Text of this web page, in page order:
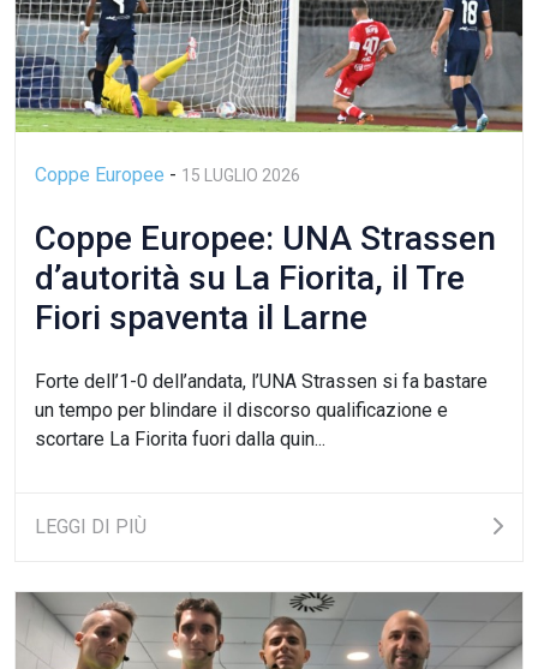
Coppe Europee - 15 LUGLIO 2026
Coppe Europee: UNA Strassen
d’autorità su La Fiorita, il Tre
Fiori spaventa il Larne
Forte dell’1-0 dell’andata, l’UNA Strassen si fa bastare
un tempo per blindare il discorso qualificazione e
scortare La Fiorita fuori dalla quin...
LEGGI DI PIÙ